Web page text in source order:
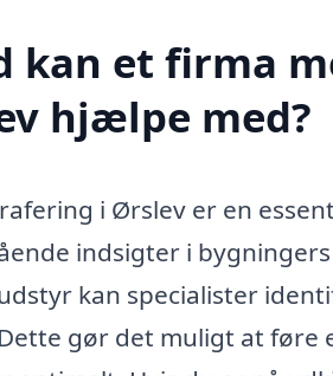
kan et firma
hjælpe med?
i Ørslev er en
indsigter i
kan specialister
gør det muligt at føre